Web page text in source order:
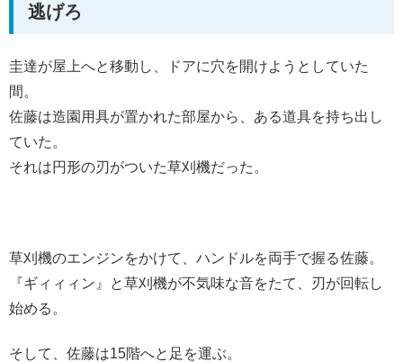
逃げろ
圭達が屋上へと移動し、ドアに穴を開けようとしていた
間。
佐藤は造園用具が置かれた部屋から、ある道具を持ち出し
ていた。
それは円形の刃がついた草刈機だった。
草刈機のエンジンをかけて、ハンドルを両手で握る佐藤。
『ギィィィン』と草刈機が不気味な音をたて、刃が回転し
始める。
そして、佐藤は15階へと足を運ぶ。